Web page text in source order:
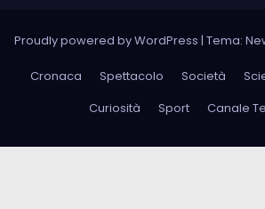
Proudly powered by WordPress | Tema:
Cronaca Spettacolo Società
Curiosità
Sport Canale